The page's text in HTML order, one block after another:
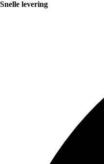
Snelle levering